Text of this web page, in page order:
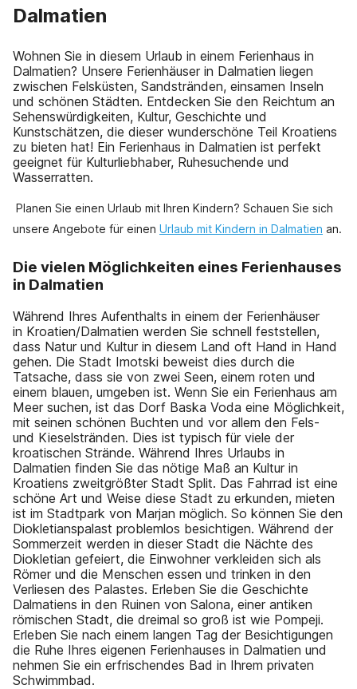
Dalmatien
Wohnen Sie in diesem Urlaub in einem Ferienhaus in
Dalmatien? Unsere Ferienhäuser in Dalmatien liegen
zwischen Felsküsten, Sandstränden, einsamen Inseln
und schönen Städten. Entdecken Sie den Reichtum an
Sehenswürdigkeiten, Kultur, Geschichte und
Kunstschätzen, die dieser wunderschöne Teil Kroatiens
zu bieten hat! Ein Ferienhaus in Dalmatien ist perfekt
geeignet für Kulturliebhaber, Ruhesuchende und
Wasserratten.
Planen Sie einen Urlaub mit Ihren Kindern? Schauen Sie sich
unsere Angebote für einen Urlaub mit Kindern in Dalmatien an.
Die vielen Möglichkeiten eines Ferienhauses
in Dalmatien
Während Ihres Aufenthalts in einem der Ferienhäuser
in Kroatien/Dalmatien werden Sie schnell feststellen,
dass Natur und Kultur in diesem Land oft Hand in Hand
gehen. Die Stadt Imotski beweist dies durch die
Tatsache, dass sie von zwei Seen, einem roten und
einem blauen, umgeben ist. Wenn Sie ein Ferienhaus am
Meer suchen, ist das Dorf Baska Voda eine Möglichkeit,
mit seinen schönen Buchten und vor allem den Fels-
und Kieselstränden. Dies ist typisch für viele der
kroatischen Strände. Während Ihres Urlaubs in
Dalmatien finden Sie das nötige Maß an Kultur in
Kroatiens zweitgrößter Stadt Split. Das Fahrrad ist eine
schöne Art und Weise diese Stadt zu erkunden, mieten
ist im Stadtpark von Marjan möglich. So können Sie den
Diokletianspalast problemlos besichtigen. Während der
Sommerzeit werden in dieser Stadt die Nächte des
Diokletian gefeiert, die Einwohner verkleiden sich als
Römer und die Menschen essen und trinken in den
Verliesen des Palastes. Erleben Sie die Geschichte
Dalmatiens in den Ruinen von Salona, einer antiken
römischen Stadt, die dreimal so groß ist wie Pompeji.
Erleben Sie nach einem langen Tag der Besichtigungen
die Ruhe Ihres eigenen Ferienhauses in Dalmatien und
nehmen Sie ein erfrischendes Bad in Ihrem privaten
Schwimmbad.